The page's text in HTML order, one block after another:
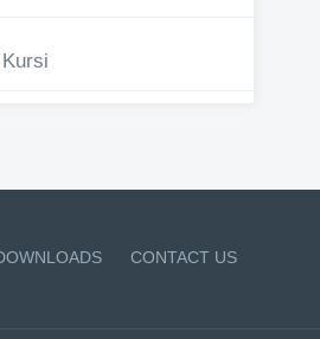
CONTACT US